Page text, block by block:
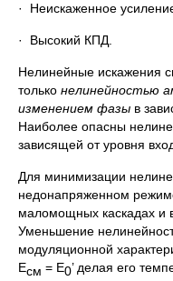
· Неискаженное
· Высокий КПД.
Нелинейные искажения
только нелинейностью
изменением фазы в
Наиболее опасны
зависящей от уровня
Для минимизации
недонапряженном
маломощных каскадах и
Уменьшение
модуляционной
Есм = Е0’ делая его